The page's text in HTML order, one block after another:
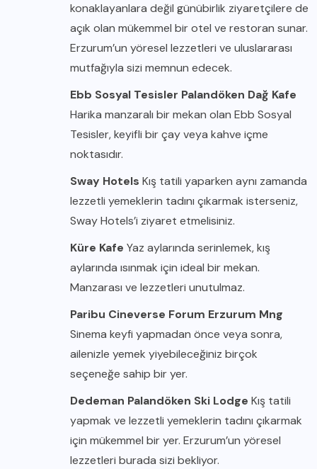
konaklayanlara değil günübirlik ziyaretçilere de
açık olan mükemmel bir otel ve restoran sunar.
Erzurum’un yöresel lezzetleri ve uluslararası
mutfağıyla sizi memnun edecek.
Ebb Sosyal Tesisler Palandöken Dağ Kafe
Harika manzaralı bir mekan olan Ebb Sosyal
Tesisler, keyifli bir çay veya kahve içme
noktasıdır.
Sway Hotels Kış tatili yaparken aynı zamanda
lezzetli yemeklerin tadını çıkarmak isterseniz,
Sway Hotels’i ziyaret etmelisiniz.
Küre Kafe Yaz aylarında serinlemek, kış
aylarında ısınmak için ideal bir mekan.
Manzarası ve lezzetleri unutulmaz.
Paribu Cineverse Forum Erzurum Mng
Sinema keyfi yapmadan önce veya sonra,
ailenizle yemek yiyebileceğiniz birçok
seçeneğe sahip bir yer.
Dedeman Palandöken Ski Lodge Kış tatili
yapmak ve lezzetli yemeklerin tadını çıkarmak
için mükemmel bir yer. Erzurum’un yöresel
lezzetleri burada sizi bekliyor.